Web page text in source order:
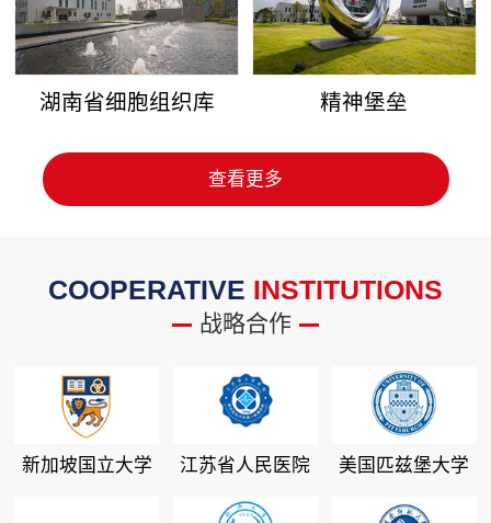
湖南省细胞组织库 精神堡垒
查看更多
COOPERATIVE INSTITUTIONS
战略合作
新加坡国立大学 江苏省人民医院 美国匹兹堡大学